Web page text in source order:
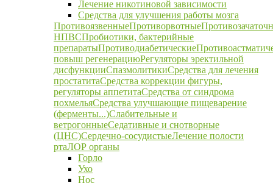
Лечение никотиновой зависимости
Средства для улучшения работы мозга
ПротивоязвенныеПротиворвотные
НПВСПробиотики, бактерийные
препаратыПротиводиабетические
повыш регенерациюРегуляторы эректильной
дисфункцииСпазмолитикиСредства для лечения
простатитаСредства коррекции фигуры,
регуляторы аппетитаСредства от синдрома
похмельяСредства улучшающие пищеварение
(ферменты...)Слабительные и
ветрогонныеСедативные и снотворные
(ЦНС)Сердечно-сосудистыеЛечение полости
ртаЛОР органы
Горло
Ухо
Нос